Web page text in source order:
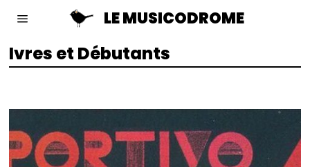
LE MUSICODROME
Ivres et Débutants